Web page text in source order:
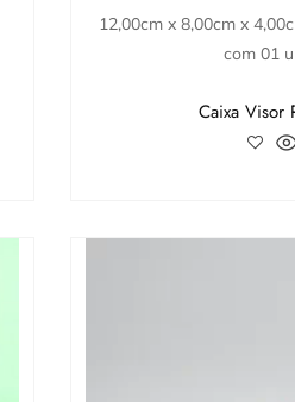
12,00cm x 8,00cm x
com 01
Caixa Visor